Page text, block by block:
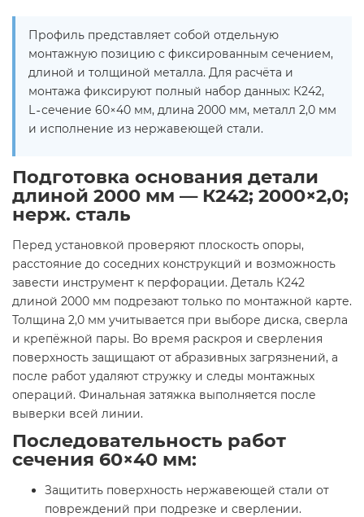
Профиль представляет собой отдельную
монтажную позицию с фиксированным сечением,
длиной и толщиной металла. Для расчёта и
монтажа фиксируют полный набор данных: К242,
L‑сечение 60×40 мм, длина 2000 мм, металл 2,0 мм
и исполнение из нержавеющей стали.
Подготовка основания детали
длиной 2000 мм — К242; 2000×2,0;
нерж. сталь
Перед установкой проверяют плоскость опоры,
расстояние до соседних конструкций и возможность
завести инструмент к перфорации. Деталь К242
длиной 2000 мм подрезают только по монтажной карте.
Толщина 2,0 мм учитывается при выборе диска, сверла
и крепёжной пары. Во время раскроя и сверления
поверхность защищают от абразивных загрязнений, а
после работ удаляют стружку и следы монтажных
операций. Финальная затяжка выполняется после
выверки всей линии.
Последовательность работ
сечения 60×40 мм:
Защитить поверхность нержавеющей стали от
повреждений при подрезке и сверлении.